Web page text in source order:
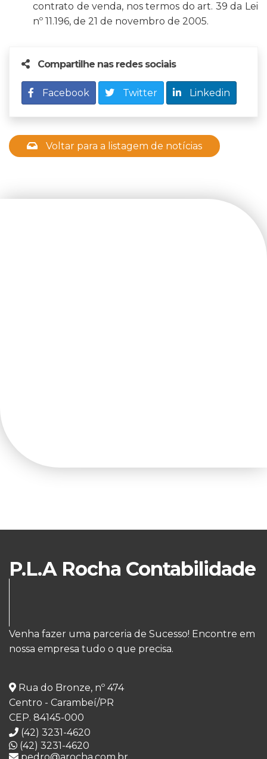
contrato de venda, nos termos do art. 39 da Lei
nº 11.196, de 21 de novembro de 2005.
Compartilhe nas redes sociais
Facebook Twitter Linkedin
Voltar para a listagem de notícias
P.L.A Rocha Contabilidade
Venha fazer uma parceria de Sucesso! Encontre em
nossa empresa tudo o que precisa.
Rua do Bronze, nº 474
Centro - Carambeí/PR
CEP. 84145-000
(42) 3231-4620
(42) 3231-4620